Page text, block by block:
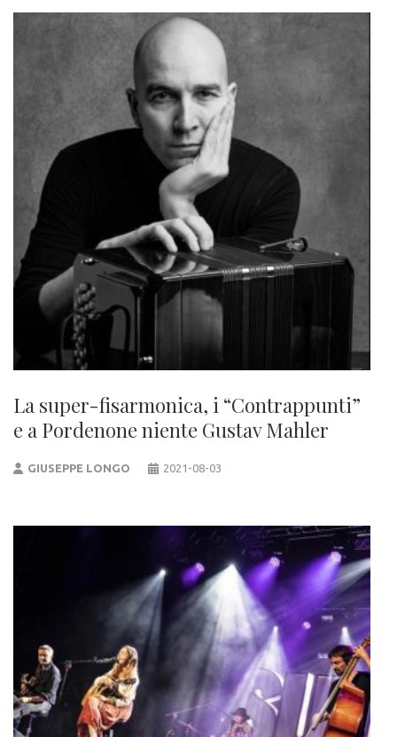
La super-fisarmonica, i “Contrappunti”
e a Pordenone niente Gustav Mahler
GIUSEPPE LONGO 2021-08-03